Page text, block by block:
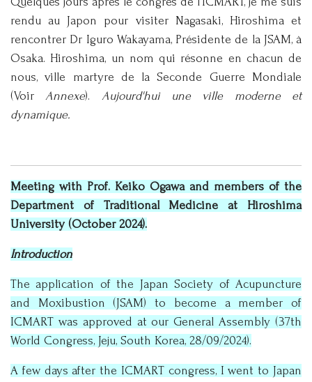
rendu au Japon pour visiter Nagasaki, Hiroshima et
rencontrer Dr Iguro Wakayama, Présidente de la JSAM, à
Osaka. Hiroshima, un nom qui résonne en chacun de
nous, ville martyre de la Seconde Guerre Mondiale
(VoirAnnexe). Aujourd'hui une ville moderne et
dynamique.
Meeting with Prof. Keiko Ogawa and members of the
Department of Traditional Medicine at Hiroshima
University (October 2024).
Introduction
The application of the Japan Society of Acupuncture
and Moxibustion (JSAM) to become a member of
ICMART was approved at our General Assembly (37th
World Congress, Jeju, South Korea, 28/09/2024).
A few days after the ICMART congress, I went to Japan